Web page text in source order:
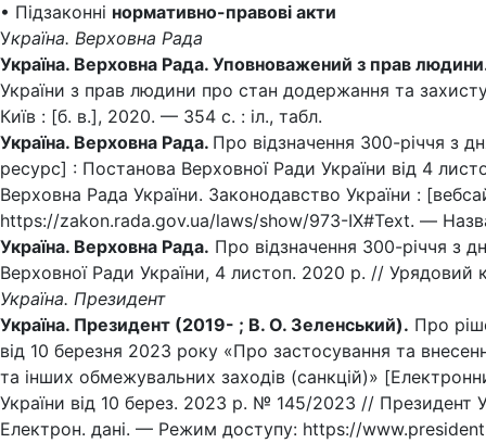
• Підзаконні нормативно-правові акти
Україна. Верховна Рада
Україна. Верховна Рада. Уповноважений з прав
України з прав людини про стан додержання та
Київ : [б. в.], 2020. — 354 с. : іл., табл.
Україна. Верховна Рада. Про відзначення 300-річчя з
ресурс] : Постанова Верховної Ради України від 4
Верховна Рада України. Законодавство України :
https://zakon.rada.gov.ua/laws/show/973-IX#Text. —
Україна. Верховна Рада. Про відзначення 300-річчя з
Верховної Ради України, 4 листоп. 2020 р. //
Україна. Президент
Україна. Президент (2019- ; В. О. Зеленський). Про
від 10 березня 2023 року «Про застосування та
та інших обмежувальних заходів (санкцій)»
України від 10 берез. 2023 р. № 145/2023 //
Електрон. дані. — Режим доступу: https://